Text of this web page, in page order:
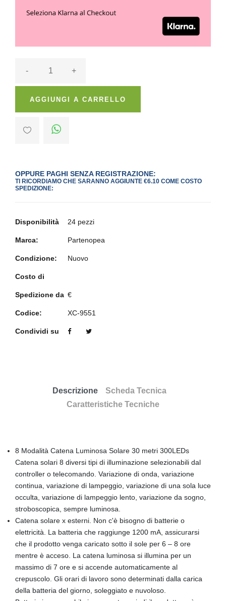
- +
AGGIUNGI A CARRELLO
OPPURE PAGHI SENZA REGISTRAZIONE:
TI RICORDIAMO CHE SARANNO AGGIUNTE €6.10 COME COSTO
SPEDIZIONE:
Disponibilità 24 pezzi
Marca: Partenopea
Condizione: Nuovo
Costo di
Spedizione da €
Codice: XC-9551
Condividi su
Descrizione
Scheda Tecnica
Caratteristiche Tecniche
8 Modalità Catena Luminosa Solare 30 metri 300LEDs
Catena solari 8 diversi tipi di illuminazione selezionabili dal
controller o telecomando. Variazione di onda, variazione
continua, variazione di lampeggio, variazione di una sola luce
occulta, variazione di lampeggio lento, variazione da sogno,
stroboscopica, sempre luminosa.
Catena solare x esterni. Non c'è bisogno di batterie o
elettricità. La batteria che raggiunge 1200 mA, assicurarsi
che il prodotto venga caricato sotto il sole per 6 – 8 ore
mentre è acceso. La catena luminosa si illumina per un
massimo di 7 ore e si accende automaticamente al
crepuscolo. Gli orari di lavoro sono determinati dalla carica
della batteria del giorno, soleggiato e nuvoloso.